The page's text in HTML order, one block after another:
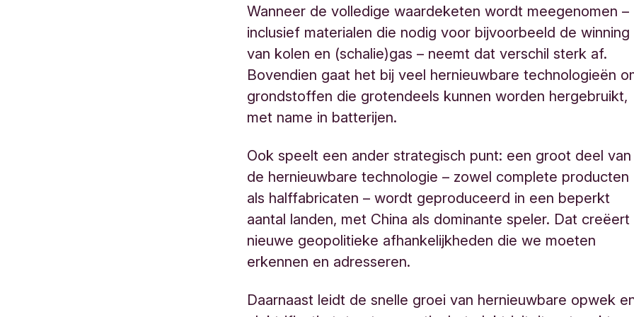
Wanneer de volledige waardeketen wordt meegenomen –
inclusief materialen die nodig voor bijvoorbeeld de winning
van kolen en (schalie)gas – neemt dat verschil sterk af.
Bovendien gaat het bij veel hernieuwbare technologieën
grondstoffen die grotendeels kunnen worden hergebruikt,
met name in batterijen.
Ook speelt een ander strategisch punt: een groot deel van
de hernieuwbare technologie – zowel complete producten
als halffabricaten – wordt geproduceerd in een beperkt
aantal landen, met China als dominante speler. Dat creëert
nieuwe geopolitieke afhankelijkheden die we moeten
erkennen en adresseren.
Daarnaast leidt de snelle groei van hernieuwbare opwek